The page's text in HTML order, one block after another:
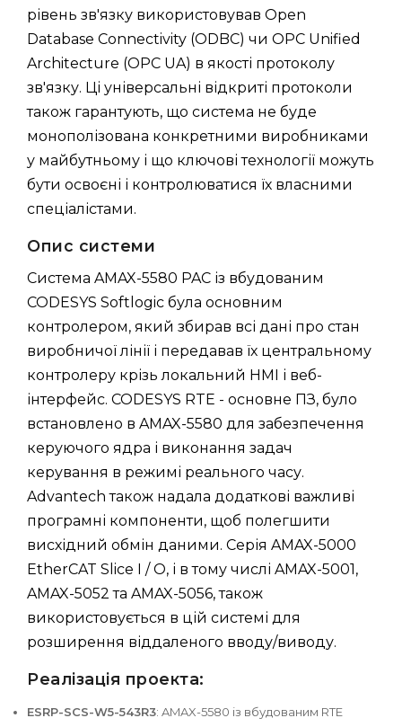
рівень зв'язку використовував Open
Database Connectivity (ODBC) чи OPC Unified
Architecture (OPC UA) в якості протоколу
зв'язку. Ці універсальні відкриті протоколи
також гарантують, що система не буде
монополізована конкретними виробниками
у майбутньому і що ключові технології можуть
бути освоєні і контролюватися їх власними
спеціалістами.
Опис системи
Система AMAX-5580 PAC із вбудованим
CODESYS Softlogic була основним
контролером, який збирав всі дані про стан
виробничої лінії і передавав їх центральному
контролеру крізь локальний HMI і веб-
інтерфейс. CODESYS RTE - основне ПЗ, було
встановлено в AMAX-5580 для забезпечення
керуючого ядра і виконання задач
керування в режимі реального часу.
Advantech також надала додаткові важливі
програмні компоненти, щоб полегшити
висхідний обмін даними. Серія AMAX-5000
EtherCAT Slice I / O, і в тому числі AMAX-5001,
AMAX-5052 та AMAX-5056, також
використовується в цій системі для
розширення віддаленого вводу/виводу.
Реалізація проекта:
ESRP-SCS-W5-543R3: AMAX-5580 із вбудованим RTE